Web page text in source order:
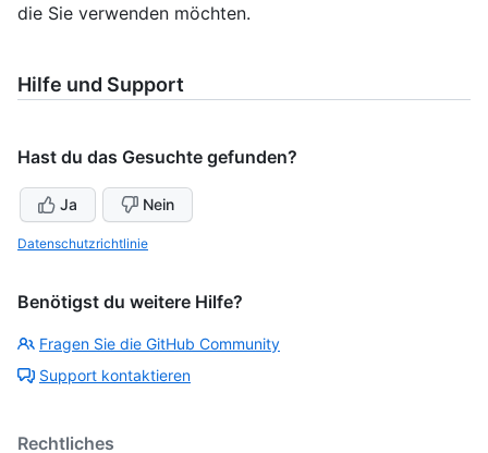
die Sie verwenden möchten.
Hilfe und Support
Hast du das Gesuchte gefunden?
Ja Nein
Datenschutzrichtlinie
Benötigst du weitere Hilfe?
Fragen Sie die GitHub Community
Support kontaktieren
Rechtliches